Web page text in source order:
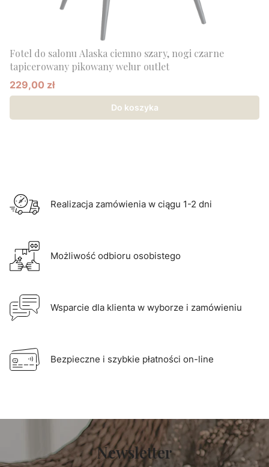
Fotel do salonu Alaska ciemno szary, nogi czarne
tapicerowany pikowany welur outlet
Cena promocyjna
229,00 zł
Do koszyka
Realizacja zamówienia w ciągu 1-2 dni
Możliwość odbioru osobistego
Wsparcie dla klienta w wyborze i zamówieniu
Bezpieczne i szybkie płatności on-line
Newsletter